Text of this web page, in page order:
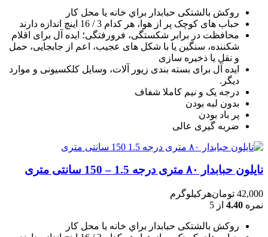
روکش بالشتکی حبابدار براي خانه يا محل کار
حباب های کوچک پر از هوا، هر کدام 3 / 16 اينچ اندازه دارند
محافظت در برابر شکستگی، فرورفتگی؛ ايده آل برای اقلام
شکننده، سنگين يا با شکل های عجيب، اعم از جابجايی، حمل
و نقل يا ذخيره سازی
ایده آل برای بسته بندی زیور آلات، وسایل کلکسیونی و موارد
دیگر.
درجه یک و نیم کاملا شفاف
بدون لبه بودن
پر باد بودن
ضربه گیری عالی
نایلون حبابدار ۸۰ متری درجه 1.5 – 150 سانتی متری
42,000 تومانهرکیلوگرم
نمره 4.40 از 5
روکش بالشتکی حبابدار براي خانه يا محل کار